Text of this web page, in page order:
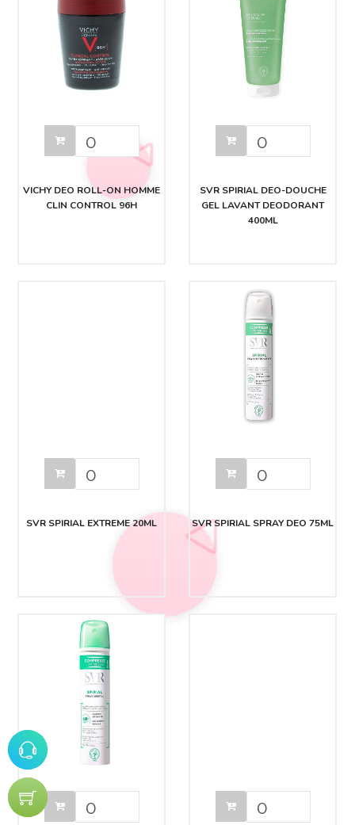
VICHY DEO ROLL-ON HOMME
CLIN CONTROL 96H
SVR SPIRIAL DEO-DOUCHE
GEL LAVANT DEODORANT
400ML
SVR SPIRIAL EXTREME 20ML SVR SPIRIAL SPRAY DEO 75ML